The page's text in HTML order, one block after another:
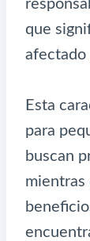
que
afectado
Esta
para
buscan
mientras